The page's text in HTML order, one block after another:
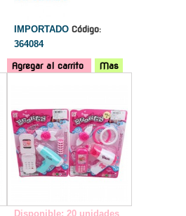
IMPORTADO Código:
364084
Agregar al carrito
Mas
Disponible: 20 unidades